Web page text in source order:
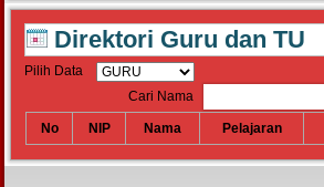
Direktori Guru dan TU
Pilih Data
Cari Nama
No NIP Nama Pelajaran